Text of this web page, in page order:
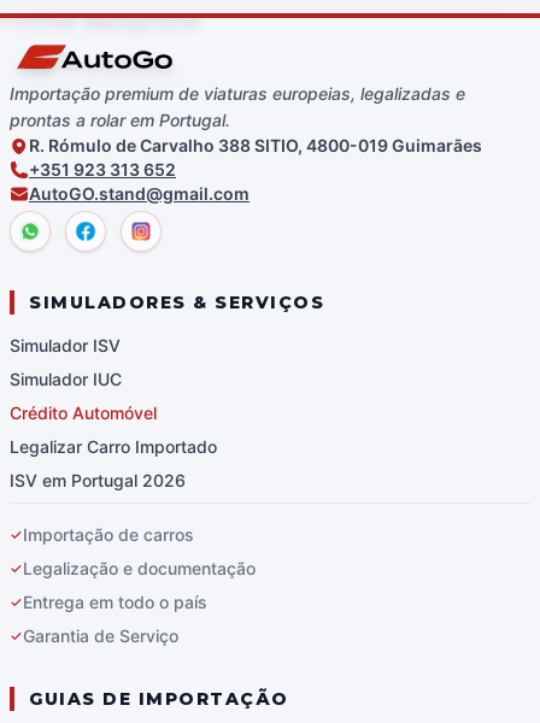
Importação premium de viaturas europeias, legalizadas e
prontas a rolar em Portugal.
R. Rómulo de Carvalho 388 SITIO, 4800-019 Guimarães
+351 923 313 652
AutoGO.stand@gmail.com
SIMULADORES & SERVIÇOS
Simulador ISV
Simulador IUC
Crédito Automóvel
Legalizar Carro Importado
ISV em Portugal 2026
✓Importação de carros
✓Legalização e documentação
✓Entrega em todo o país
✓Garantia de Serviço
GUIAS DE IMPORTAÇÃO